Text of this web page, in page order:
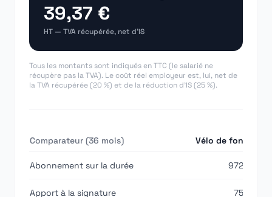
39,37 €
HT — TVA récupérée, net d'IS
Tous les montants sont indiqués en TTC (le salarié ne
récupère pas la TVA). Le coût réel employeur est, lui, net de
la TVA récupérée (20 %) et de la réduction d'IS (25 %).
Comparateur (36 mois) Vélo de fonction
Abonnement sur la durée 972,00 €
Apport à la signature 75,00 €